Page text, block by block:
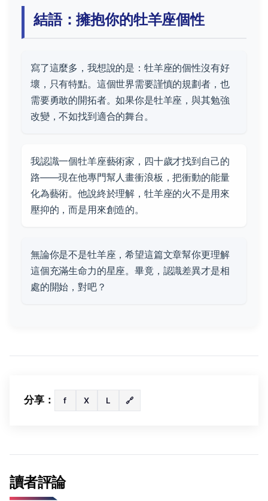
結語：擁抱你的牡羊座個性
寫了這麼多，我想說的是：牡羊座的個性沒有好
壞，只有特點。這個世界需要謹慎的規劃者，也
需要勇敢的開拓者。如果你是牡羊座，與其勉強
改變，不如找到適合的舞台。
我認識一個牡羊座藝術家，四十歲才找到自己的
路——現在他專門幫人畫衝浪板，把衝動的能量
化為藝術。他說終於理解，牡羊座的火不是用來
壓抑的，而是用來創造的。
無論你是不是牡羊座，希望這篇文章幫你更理解
這個充滿生命力的星座。畢竟，認識差異才是相
處的開始，對吧？
分享： f X L 🔗
讀者評論